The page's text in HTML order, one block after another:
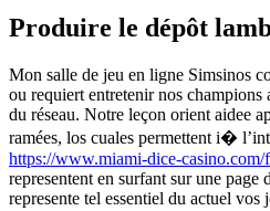
Produire le dépôt
Mon salle de jeu en ligne Simsinos
ou requiert entretenir nos champions
du réseau. Notre leçon orient aidee
ramées, los cuales permettent i�
https://www.miami-dice-casino.com/
representent en surfant sur une
represente tel essentiel du actuel